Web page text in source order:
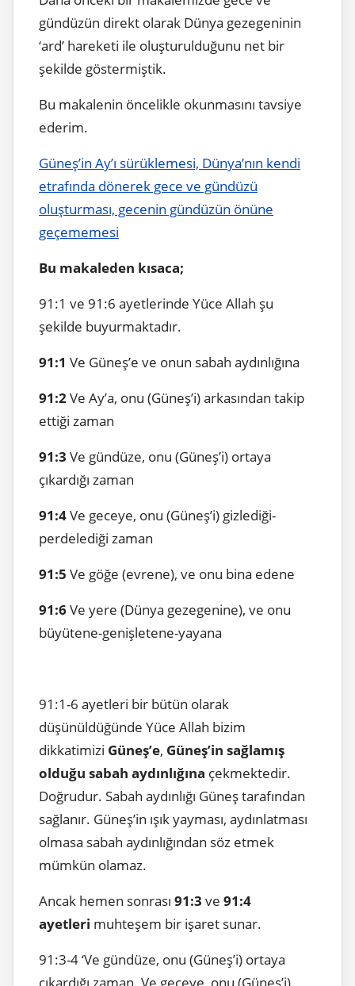
gündüzün direkt olarak Dünya gezegeninin
‘ard’ hareketi ile oluşturulduğunu net bir
şekilde göstermiştik.
Bu makalenin öncelikle okunmasını tavsiye
ederim.
Güneş’in Ay’ı sürüklemesi, Dünya’nın kendi
etrafında dönerek gece ve gündüzü
oluşturması, gecenin gündüzün önüne
geçememesi
Bu makaleden kısaca;
91:1 ve 91:6 ayetlerinde Yüce Allah şu
şekilde buyurmaktadır.
91:1 Ve Güneş’e ve onun sabah aydınlığına
91:2Ve Ay’a, onu (Güneş’i) arkasından takip
ettiği zaman
91:3 Ve gündüze, onu (Güneş’i) ortaya
çıkardığı zaman
91:4Ve geceye, onu (Güneş’i) gizlediği-
perdelediği zaman
91:5 Ve göğe (evrene), ve onu bina edene
91:6Ve yere (Dünya gezegenine), ve onu
büyütene-genişletene-yayana
91:1-6 ayetleri bir bütün olarak
düşünüldüğünde Yüce Allah bizim
dikkatimizi Güneş’e, Güneş’in sağlamış
olduğu sabah aydınlığına çekmektedir.
Doğrudur. Sabah aydınlığı Güneş tarafından
sağlanır. Güneş’in ışık yayması, aydınlatması
olmasa sabah aydınlığından söz etmek
mümkün olamaz.
Ancak hemen sonrası 91:3 ve 91:4
ayetleri muhteşem bir işaret sunar.
91:3-4 ‘Ve gündüze, onu (Güneş’i) ortaya
çıkardığı zaman. Ve geceye, onu (Güneş’i)